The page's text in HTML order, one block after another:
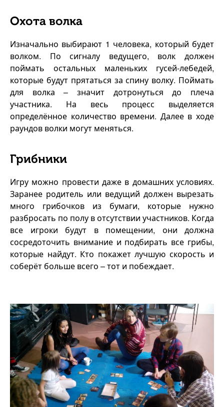
Охота волка
Изначально выбирают 1 человека, который будет
волком. По сигналу ведущего, волк должен
поймать остальных маленьких гусей-лебедей,
которые будут прятаться за спину волку. Поймать
для волка – значит дотронуться до плеча
участника. На весь процесс выделяется
определённое количество времени. Далее в ходе
раундов волки могут меняться.
Грибники
Игру можно провести даже в домашних условиях.
Заранее родитель или ведущий должен вырезать
много грибочков из бумаги, которые нужно
разбросать по полу в отсутствии участников. Когда
все игроки будут в помещении, они должна
сосредоточить внимание и подбирать все грибы,
которые найдут. Кто покажет лучшую скорость и
соберёт больше всего – тот и побеждает.